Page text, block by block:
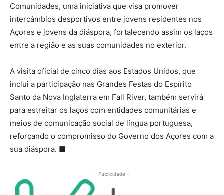
Comunidades, uma iniciativa que visa promover
intercâmbios desportivos entre jovens residentes nos
Açores e jovens da diáspora, fortalecendo assim os laços
entre a região e as suas comunidades no exterior.
A visita oficial de cinco dias aos Estados Unidos, que
inclui a participação nas Grandes Festas do Espírito
Santo da Nova Inglaterra em Fall River, também servirá
para estreitar os laços com entidades comunitárias e
meios de comunicação social de língua portuguesa,
reforçando o compromisso do Governo dos Açores com a
sua diáspora. ■
- Publicidade -